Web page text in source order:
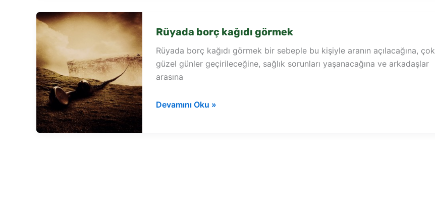
Rüyada borç kağıdı görmek
Rüyada borç kağıdı görmek bir sebeple bu kişiyle aranın açılacağına, çok
güzel günler geçirileceğine, sağlık sorunları yaşanacağına ve arkadaşlar
arasına
Rüyada
Devamını Oku »